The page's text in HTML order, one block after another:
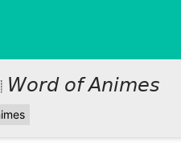
𝘞𝘰𝘳𝘥 𝘰𝘧 𝘈𝘯𝘪𝘮𝘦𝘴